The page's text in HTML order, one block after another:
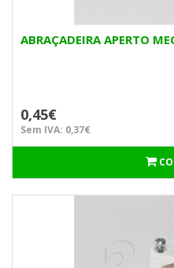
ABRAÇADEIRA APERTO
0,45€
Sem IVA: 0,37€